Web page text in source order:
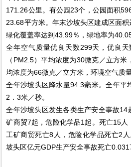
171.26公里。有公园23个，公园面积
23.68平方米。年末沙坡头区建成区面
绿化覆盖率达到43.99％，绿地率为40.05
全年空气质量优良天数299天，优良
（PM2.5）平均浓度为30微克／立方
均浓度为66微克／立方米，环境空气质
全年沙坡头区降水量94.3毫米。全年
2．3米／秒。
全年沙坡头区发生各类生产安全事故14
矿商贸7起，危险化学品1起。死亡15人
工矿商贸死亡8人，危险化学品死亡2
坡头区亿元GDP生产安全事故死亡